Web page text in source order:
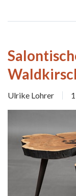
Ulrike Lohrer